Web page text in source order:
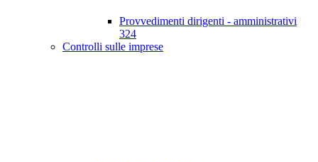
Provvedimenti dirigenti - amministrativi
324
Controlli sulle imprese